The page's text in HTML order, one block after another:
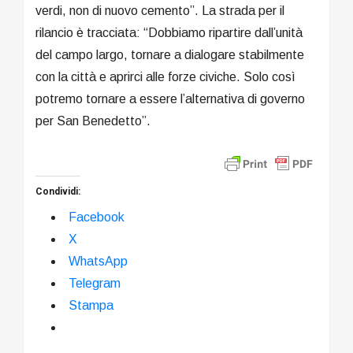
verdi, non di nuovo cemento”. La strada per il
rilancio è tracciata: “Dobbiamo ripartire dall’unità
del campo largo, tornare a dialogare stabilmente
con la città e aprirci alle forze civiche. Solo così
potremo tornare a essere l’alternativa di governo
per San Benedetto”.
Condividi:
Facebook
X
WhatsApp
Telegram
Stampa